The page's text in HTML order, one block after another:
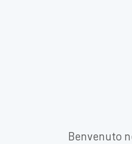
Benvenuto